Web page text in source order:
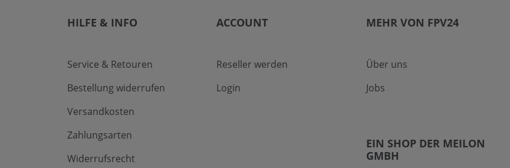
HILFE & INFO
Service & Retouren
Bestellung widerrufen
Versandkosten
Zahlungsarten
Widerrufsrecht
ACCOUNT
Reseller werden
Login
MEHR VON FPV24
Über uns
Jobs
EIN SHOP DER MEILON
GMBH